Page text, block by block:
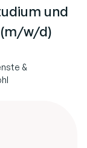
und
(m/w/d)
&